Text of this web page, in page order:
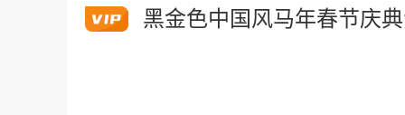
黑金色中国风马年春节庆